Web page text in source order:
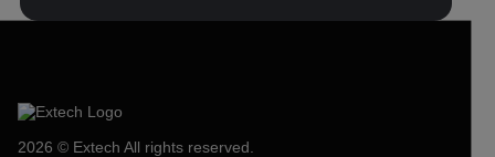
2026 © Extech All rights reserved.